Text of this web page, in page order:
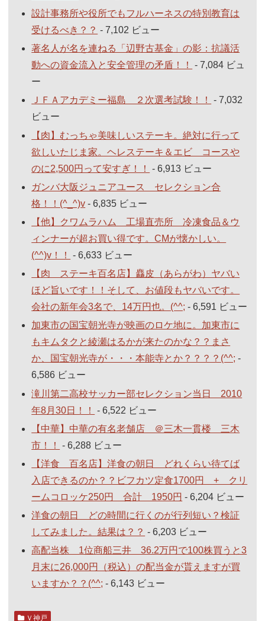
設計事務所や役所でもフルハーネスの特別教育は
受けるべき？？ - 7,102 ビュー
著名人が名を連ねる「辺野古基金」の影：抗議活
動への資金流入と安全管理の矛盾！！
- 7,084 ビュ
ー
ＪＦＡアカデミー福島 ２次選考試験！！
- 7,032
ビュー
【肉】むっちゃ美味しいステーキ。絶対に行って
欲しいたじま家。ヘレステーキ＆エビ コースや
のに2,500円って安すぎ！！
- 6,913 ビュー
ガンバ大阪ジュニアユース セレクション合
格！！(^_^)v - 6,835 ビュー
【他】クワムラハム 工場直売所 冷凍食品＆ウ
ィンナーが超お買い得です。CMが懐かしい。
(^^)v！！
- 6,633 ビュー
【肉 ステーキ百名店】麤皮（あらがわ）ヤバい
ほど旨いです！！そして、お値段もヤバいです。
会社の新年会3名で、14万円也。(^^; - 6,591 ビュー
加東市の国宝朝光寺が映画のロケ地に。加東市に
もキムタクと綾瀬はるかが来たのかな？？まさ
か、国宝朝光寺が・・・本能寺とか？？？？(^^; -
6,586 ビュー
滝川第二高校サッカー部セレクション当日 2010
年8月30日！！
- 6,522 ビュー
【中華】中華の有名老舗店 ＠三木一貫楼 三木
市！！
- 6,288 ビュー
【洋食 百名店】洋食の朝日 どれくらい待てば
入店できるのか？？ビフカツ定食1700円 + クリ
ームコロッケ250円 合計 1950円 - 6,204 ビュー
洋食の朝日 どの時間に行くのが行列短い？検証
してみました。結果は？？ - 6,203 ビュー
高配当株 1位商船三井 36.2万円で100株買うと3
月末に26,000円（税込）の配当金が貰えますが買
いますか？？(^^; - 6,143 ビュー
Ｖ神戸